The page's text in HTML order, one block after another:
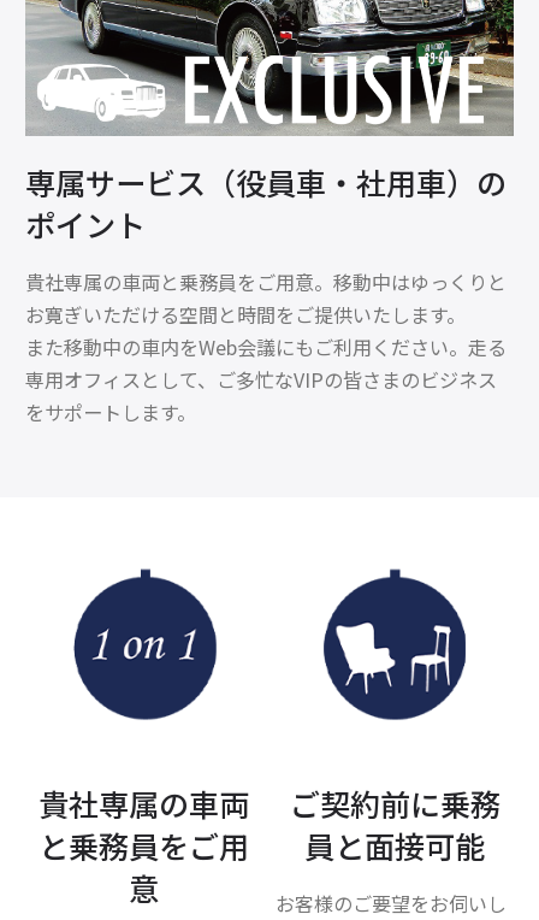
専属サービス（役員車・社用車）の
ポイント
貴社専属の車両と乗務員をご用意。移動中はゆっくりと
お寛ぎいただける空間と時間をご提供いたします。
また移動中の車内をWeb会議にもご利用ください。走る
専用オフィスとして、ご多忙なVIPの皆さまのビジネス
をサポートします。
貴社専属の車両
と乗務員をご用
意
ご契約前に乗務
員と面接可能
お客様のご要望をお伺いし